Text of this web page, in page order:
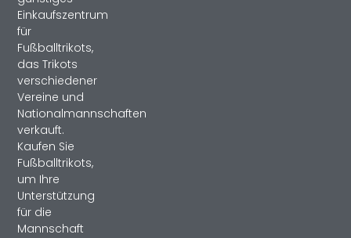
Einkaufszentrum
für
Fußballtrikots,
das Trikots
verschiedener
Vereine und
Nationalmannschaften
verkauft.
Kaufen Sie
Fußballtrikots,
um Ihre
Unterstützung
für die
Mannschaft